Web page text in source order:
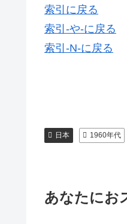
索引に戻る
索引-や-に戻る
索引-N-に戻る
日本 1960年代
あなたにお